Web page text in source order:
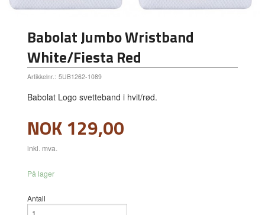
Babolat Jumbo Wristband
White/Fiesta Red
Artikkelnr.: 5UB1262-1089
Babolat Logo svetteband i hvit/rød.
Pris
NOK129,00
inkl. mva.
På lager
Antall